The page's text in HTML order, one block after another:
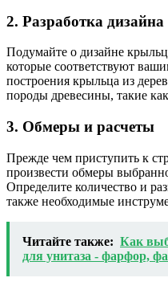
2. Разработка
Подумайте о дизайне
которые соответствуют
построения крыльца из
породы древесины, такие
3. Обмеры и расчеты
Прежде чем приступить к
произвести обмеры
Определите количество и
также необходимые
Читайте также: Как
для унитаза - фарфор,